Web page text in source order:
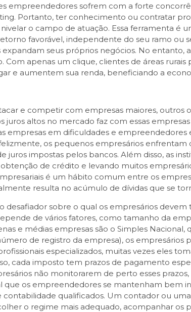
empreendedores sofrem com a forte
Portanto, ter conhecimento ou contratar
o campo de atuação. Essa ferramenta
favorável, independente do seu ramo
seus próprios negócios. No entanto,
apenas um clique, clientes de áreas
e aumentem sua renda, beneficiando a
e competir com empresas maiores,
juros altos no mercado faz com essas
empresas em dificuldades e
os pequenos empresários
juros impostas pelos bancos. Além disso, as
de crédito e levando muitos
é um hábito comum entre os
resulta no acúmulo de dívidas que se
sobre o qual os empresários
de vários fatores, como tamanho da
e médias empresas são o Simples Nacional,
de registro da empresa), os
especializados, muitas vezes eles
cada imposto tem prazos de pagamento
não monitorarem de perto esses
os empreendedores se mantenham bem
qualificados. Um contador ou
o regime mais adequado, acompanhar